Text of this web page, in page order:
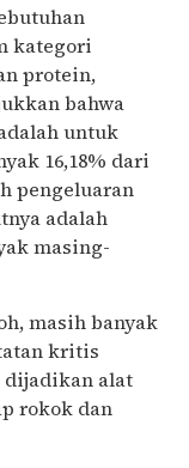
kategori
protein,
bahwa
untuk
16,18% dari
pengeluaran
adalah
masing-
masih banyak
kritis
dijadikan alat
rokok dan